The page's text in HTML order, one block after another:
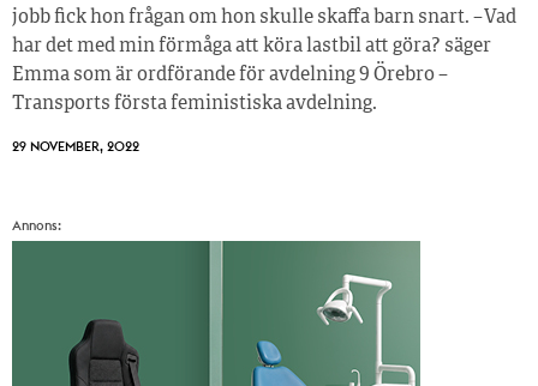
jobb fick hon frågan om hon skulle skaffa barn snart. – Vad
har det med min förmåga att köra lastbil att göra? säger
Emma som är ordförande för avdelning 9 Örebro –
Transports första feministiska avdelning.
29 NOVEMBER, 2022
Annons: